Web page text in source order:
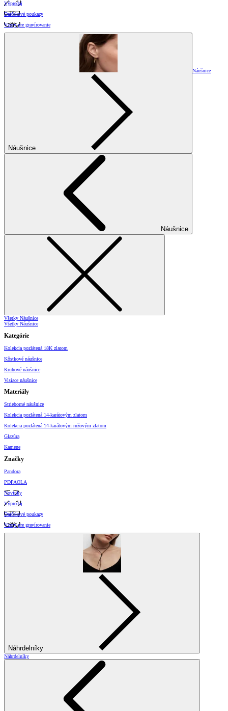
Výpredaj
Darčekové poukazy
Vzory pre gravírovanie
Náušnice
Náušnice
Náušnice
Všetky Náušnice
Všetky Náušnice
Kategórie
Kolekcia pozlátená 18K zlatom
Kôstkové náušnice
Kruhové náušnice
Visiace náušnice
Materiály
Strieborné náušnice
Kolekcia pozlátená 14-karátovým zlatom
Kolekcia pozlátená 14-karátovým ružovým zlatom
Glazúra
Kamene
Značky
Pandora
PDPAOLA
Novinky
Výpredaj
Darčekové poukazy
Vzory pre gravírovanie
Náhrdelníky
Náhrdelníky